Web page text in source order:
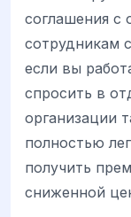
соглашения с
сотрудникам
если вы
спросить в
организации
полностью
получить
сниженной